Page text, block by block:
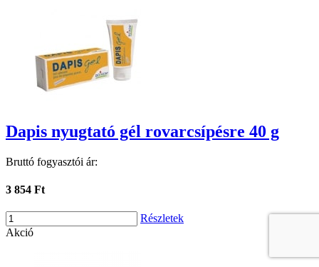
Dapis nyugtató gél rovarcsípésre 40 g
Bruttó fogyasztói ár:
3 854 Ft
Részletek
Akció